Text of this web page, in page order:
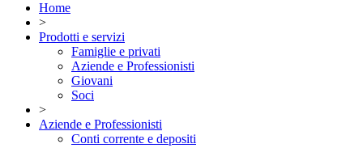
Home
>
Prodotti e servizi
Famiglie e privati
Aziende e Professionisti
Giovani
Soci
>
Aziende e Professionisti
Conti corrente e depositi